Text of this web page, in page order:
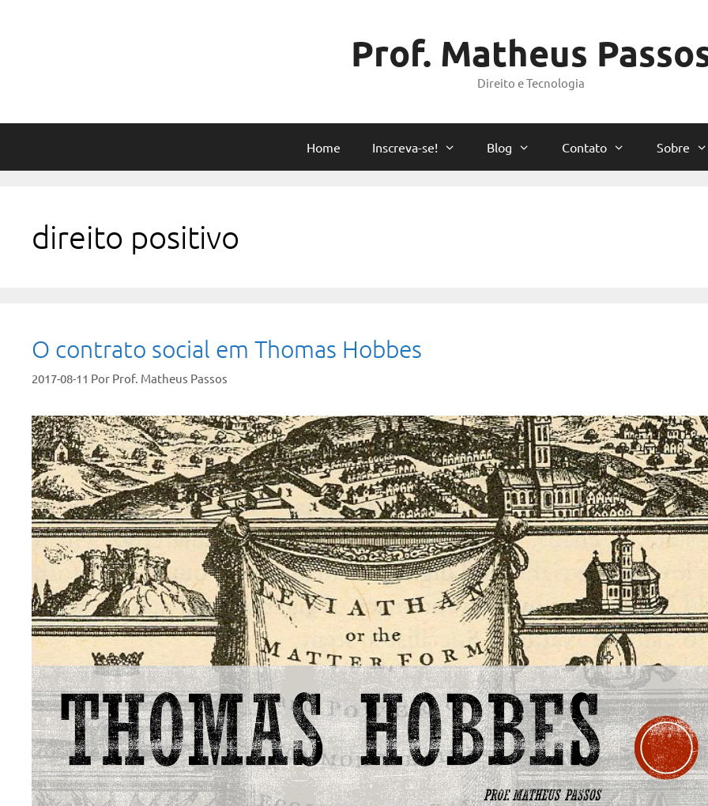
Prof. Matheus
Direito e Tecnologia
Home Inscreva-se! Blog Contato Sobre
direito positivo
O contrato social em Thomas Hobbes
2017-08-11 Por Prof. Matheus Passos